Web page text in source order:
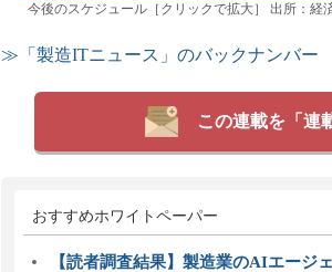
今後のスケジュール［クリックで拡大］ 出所：経
≫「製造ITニュース」のバックナンバー
この連載を「連
おすすめホワイトペーパー
【読者調査結果】製造業のAIエージ